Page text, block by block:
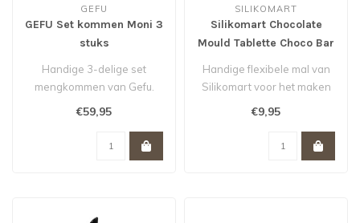
GEFU
GEFU Set kommen Moni 3
stuks
Handige 3-delige set
mengkommen van Gefu.
€59,95
SILIKOMART
Silikomart Chocolate
Mould Tablette Choco Bar
Handige flexibele mal van
Silikomart voor het maken
van jouw eigen chocolade
€9,95